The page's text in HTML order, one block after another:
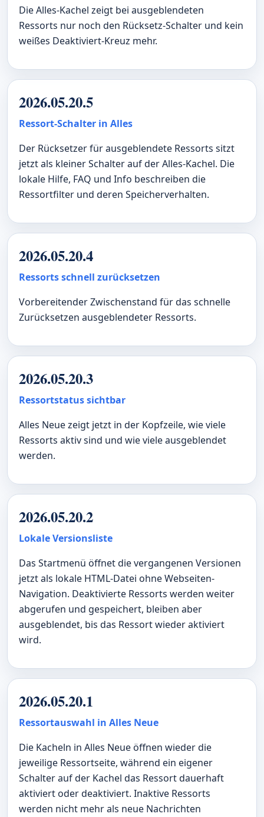
Die Alles-Kachel zeigt bei ausgeblendeten
Ressorts nur noch den Rücksetz-Schalter und kein
weißes Deaktiviert-Kreuz mehr.
2026.05.20.5
Ressort-Schalter in Alles
Der Rücksetzer für ausgeblendete Ressorts sitzt
jetzt als kleiner Schalter auf der Alles-Kachel. Die
lokale Hilfe, FAQ und Info beschreiben die
Ressortfilter und deren Speicherverhalten.
2026.05.20.4
Ressorts schnell zurücksetzen
Vorbereitender Zwischenstand für das schnelle
Zurücksetzen ausgeblendeter Ressorts.
2026.05.20.3
Ressortstatus sichtbar
Alles Neue zeigt jetzt in der Kopfzeile, wie viele
Ressorts aktiv sind und wie viele ausgeblendet
werden.
2026.05.20.2
Lokale Versionsliste
Das Startmenü öffnet die vergangenen Versionen
jetzt als lokale HTML-Datei ohne Webseiten-
Navigation. Deaktivierte Ressorts werden weiter
abgerufen und gespeichert, bleiben aber
ausgeblendet, bis das Ressort wieder aktiviert
wird.
2026.05.20.1
Ressortauswahl in Alles Neue
Die Kacheln in Alles Neue öffnen wieder die
jeweilige Ressortseite, während ein eigener
Schalter auf der Kachel das Ressort dauerhaft
aktiviert oder deaktiviert. Inaktive Ressorts
werden nicht mehr als neue Nachrichten